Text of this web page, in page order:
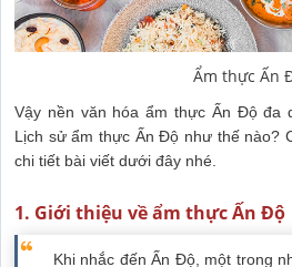
Ẩm thực Ấn
Vậy nền văn hóa ẩm thực Ấn Độ đa
Lịch sử ẩm thực Ấn Độ như thế nào?
chi tiết bài viết dưới đây nhé.
1. Giới thiệu về ẩm thực Ấn Độ
Khi nhắc đến Ấn Độ, một trong